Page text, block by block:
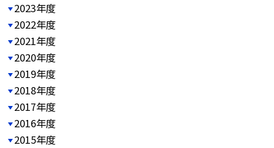
2023年度
2022年度
2021年度
2020年度
2019年度
2018年度
2017年度
2016年度
2015年度